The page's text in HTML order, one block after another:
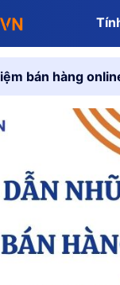
bán hàng